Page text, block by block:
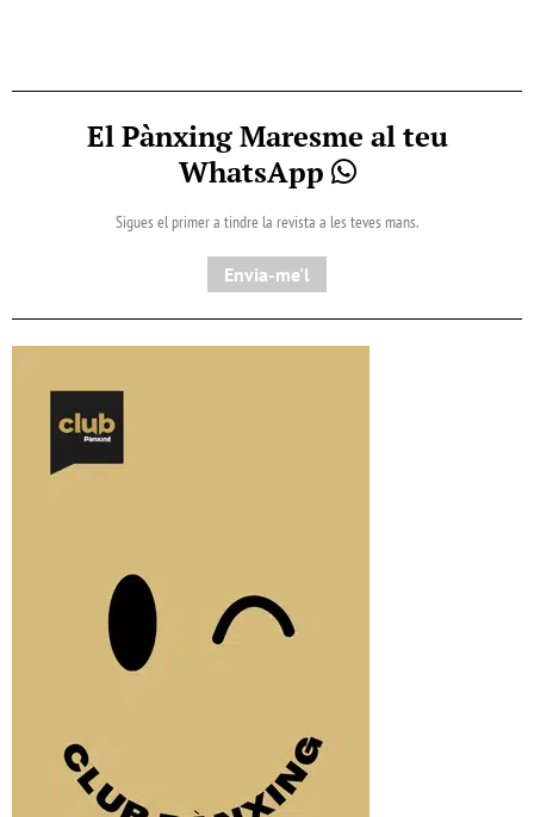
El Pànxing Maresme al teu
WhatsApp
Sigues el primer a tindre la revista a les teves mans.
Envia-me'l